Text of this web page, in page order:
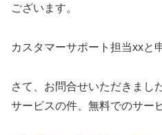
ございます。
カスタマーサポート担当xxと
さて、お問合せいただきまし
サービスの件、無料でのサー